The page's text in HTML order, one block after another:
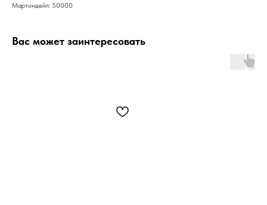
Мартиндейл: 50000
Вас может заинтересовать